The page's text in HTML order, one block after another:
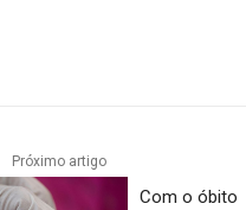
Próximo artigo
Com o óbito